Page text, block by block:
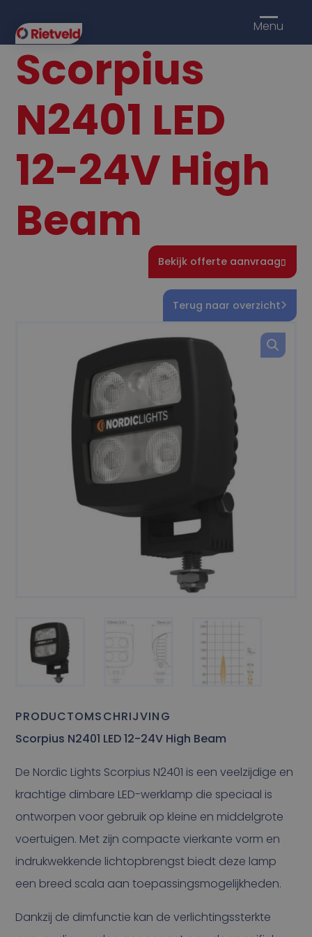
Menu
Scorpius
N2401 LED
12-24V High
Beam
Bekijk offerte aanvraag
Terug naar overzicht
PRODUCTOMSCHRIJVING
Scorpius N2401 LED 12-24V High Beam
De Nordic Lights Scorpius N2401 is een veelzijdige en
krachtige dimbare LED-werklamp die speciaal is
ontworpen voor gebruik op kleine en middelgrote
voertuigen. Met zijn compacte vierkante vorm en
indrukwekkende lichtopbrengst biedt deze lamp
een breed scala aan toepassingsmogelijkheden.
Dankzij de dimfunctie kan de verlichtingssterkte